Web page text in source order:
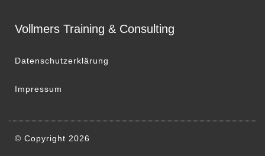
Vollmers Training & Consulting
Datenschutzerklärung
Impressum
© Copyright 2026